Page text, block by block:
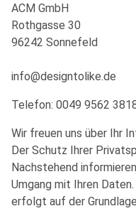
ACM GmbH
Rothgasse 30
96242 Sonnefeld
info@designtolike.de
Telefon: 0049 9562
Wir freuen uns über Ihr
Der Schutz Ihrer
Nachstehend
Umgang mit Ihren
erfolgt auf der